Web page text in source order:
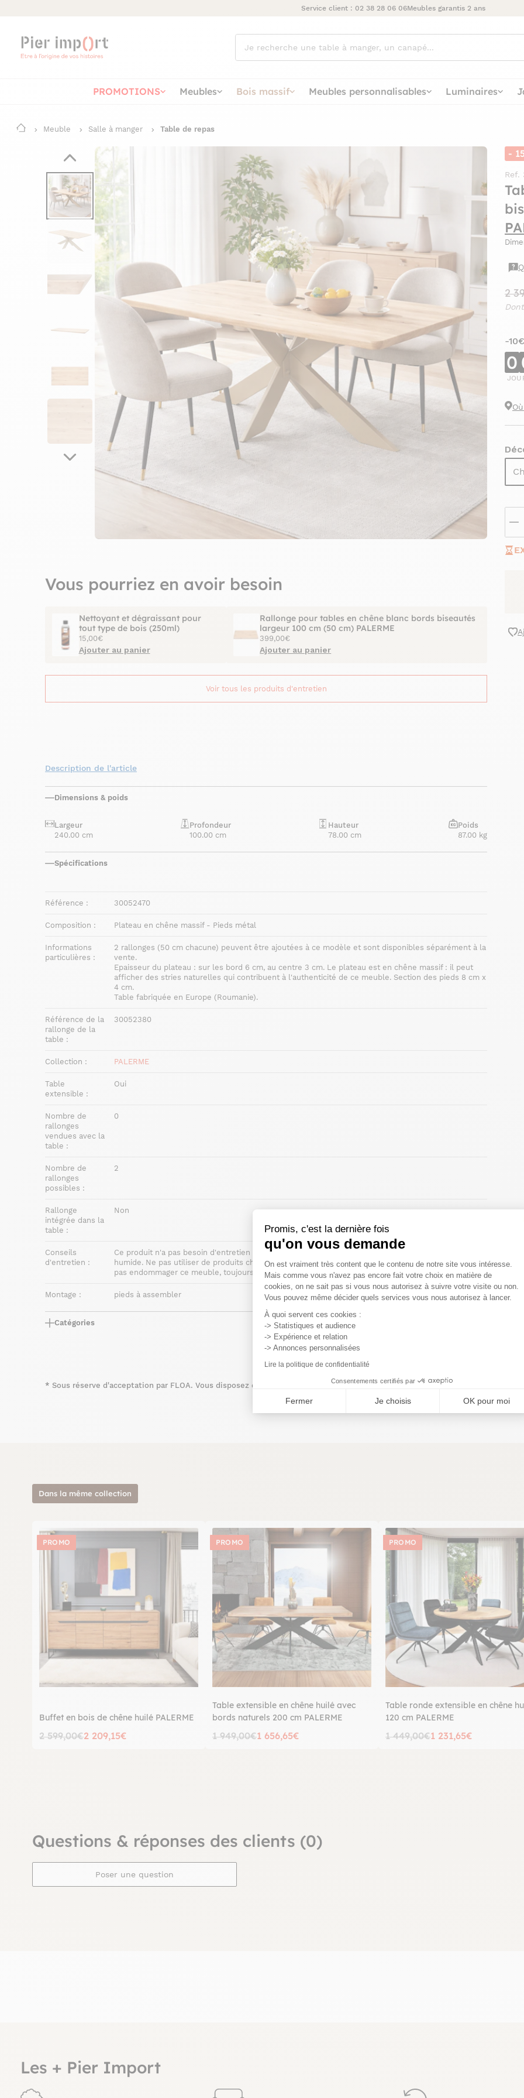
Promis, c'est la dernière fois
qu'on vous demande
Plateforme de Gestion du
On est vraiment très content que le contenu de notre site vous intéresse.
Mais comme vous n'avez pas encore fait votre choix en matière de
cookies, on ne sait pas si vous nous autorisez à suivre votre visite ou non.
Vous pouvez même décider quels services vous nous autorisez à lancer.
À quoi servent ces cookies :
-> Statistiques et audience
-> Expérience et relation
-> Annonces personnalisées
Lire la politique de confidentialité
Consentements certifiés par
Fermer Je choisis OK pour moi
Service client : 02 38 28 06 06Meubles garantis 2 ans
cherchez
vous ?
PROMOTIONS Meubles Bois massif Meubles personnalisables Luminaires
Meuble Salle à manger Table de repas
-
Ref.
2
-
0
Vous pourriez en avoir besoin
Nettoyant et dégraissant pour
tout type de bois (250ml)
15,00€
Ajouter au panier
Rallonge pour tables en chêne blanc bords biseautés
largeur 100 cm (50 cm) PALERME
399,00€
Ajouter au panier
Voir tous les produits d'entretien
Description de l'article
Dimensions & poids
Largeur
240.00 cm
Profondeur
100.00 cm
Hauteur
78.00 cm
Poids
87.00 kg
Spécifications
Référence : 30052470
Composition : Plateau en chêne massif - Pieds métal
Informations
particulières :
2 rallonges (50 cm chacune) peuvent être ajoutées à ce modèle et sont disponibles séparément à la
vente.
Epaisseur du plateau : sur les bord 6 cm, au centre 3 cm. Le plateau est en chêne massif : il peut
afficher des stries naturelles qui contribuent à l'authenticité de ce meuble. Section des pieds 8 cm x
4 cm.
Table fabriquée en Europe (Roumanie).
Référence de la
rallonge de la
table :
30052380
Collection : PALERME
Table
extensible :
Oui
Nombre de
rallonges
vendues avec la
table :
0
Nombre de
rallonges
possibles :
2
Rallonge
intégrée dans la
table :
Non
Conseils
d'entretien :
Ce produit n'a pas besoin d'entretien particulier. Pour le nettoyer, utiliser un chiffon propre et
humide. Ne pas utiliser de produits chimiques, abrasifs, détergents, huiles ou analogue. Afin de ne
pas endommager ce meuble, toujours utiliser un chiffon doux, non pelucheux.
Montage : pieds à assembler
Catégories
* Sous réserve d'acceptation par FLOA. Vous disposez du délai légal de rétractation.
Dans la même collection
PROMO
Buffet en bois de chêne huilé PALERME
2 599,00€2 209,15€
PROMO
Table extensible en chêne huilé avec
bords naturels 200 cm PALERME
1 949,00€1 656,65€
PROMO
Table ronde extensible en chêne
120 cm PALERME
1 449,00€1 231,65€
Questions & réponses des clients (0)
Poser une question
Les + Pier Import